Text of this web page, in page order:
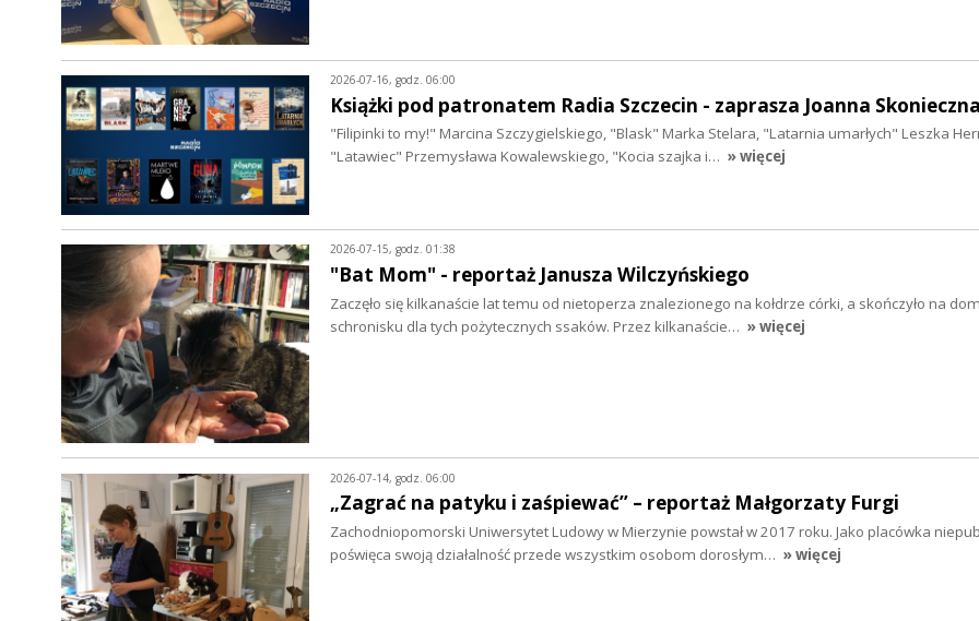
2026-07-16, godz. 06:00
Książki pod patronatem Radia Szczecin - zaprasza Joanna
"Filipinki to my!" Marcina Szczygielskiego, "Blask" Marka Stelara, "Latarnia umarłych" Leszka
"Latawiec" Przemysława Kowalewskiego, "Kocia szajka i… » więcej
2026-07-15, godz. 01:38
"Bat Mom" - reportaż Janusza Wilczyńskiego
Zaczęło się kilkanaście lat temu od nietoperza znalezionego na kołdrze córki, a skończyło na
schronisku dla tych pożytecznych ssaków. Przez kilkanaście… » więcej
2026-07-14, godz. 06:00
„Zagrać na patyku i zaśpiewać” – reportaż Małgorzaty Furgi
Zachodniopomorski Uniwersytet Ludowy w Mierzynie powstał w 2017 roku. Jako placówka
poświęca swoją działalność przede wszystkim osobom dorosłym… » więcej